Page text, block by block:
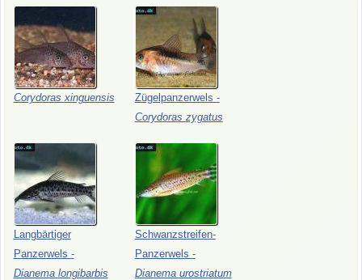
Corydorasxinguensis Zügelpanzerwels -
Corydoras zygatus
Langbärtiger
Panzerwels -
Dianema longibarbis
Schwanzstreifen-
Panzerwels -
Dianema urostriatum